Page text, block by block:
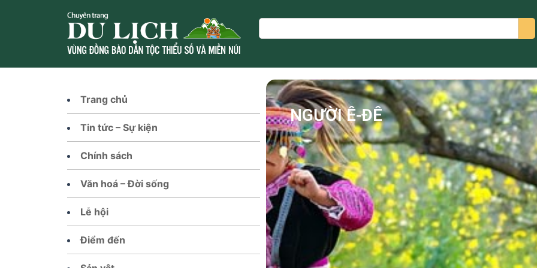
Search
Trang chủ
Tin tức – Sự kiện
Chính sách
Văn hoá – Đời sống
Lễ hội
Điểm đến
NGƯỜI Ê-ĐÊ